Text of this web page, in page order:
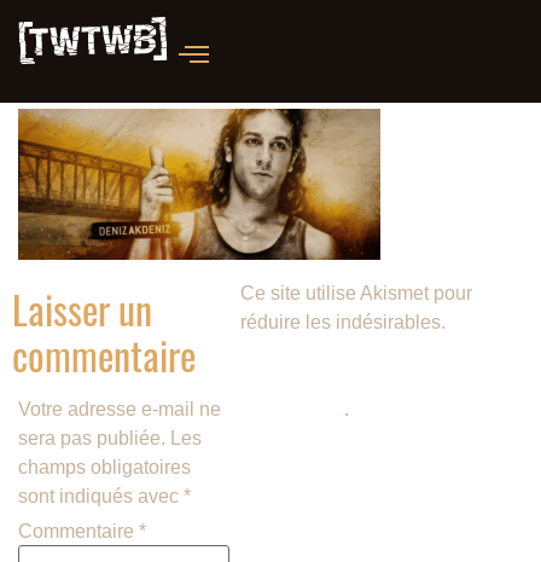
Laisser un
commentaire
Votre adresse e-mail ne
sera pas publiée.
Les
champs obligatoires
sont indiqués avec *
Commentaire *
Ce site utilise Akismet pour
réduire les indésirables.
.